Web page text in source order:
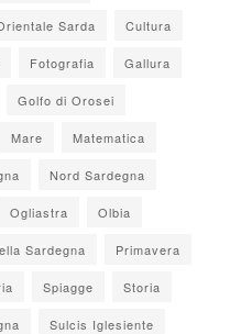
Sarda Cultura
Fotografia Gallura
Golfo di Orosei
Mare Matematica
Nord Sardegna
Ogliastra Olbia
Sardegna Primavera
Spiagge Storia
Sulcis Iglesiente